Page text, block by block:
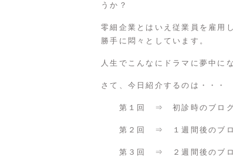
うか？
零細企業とはいえ従業員を雇用
勝手に悶々としています。
人生でこんなにドラマに夢中に
さて、今日紹介するのは・・・
第１回 ⇒ 初診時のブロ
第２回 ⇒ １週間後のブ
第３回 ⇒ ２週間後のブ